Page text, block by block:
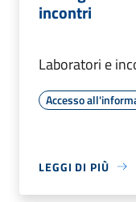
incontri
Laboratori e
Accesso
LEGGI DI PIÙ